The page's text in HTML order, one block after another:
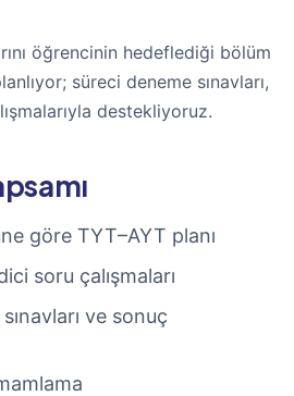
öğrencinin hedeflediği bölüm
süreci deneme sınavları,
destekliyoruz.
göre TYT–AYT planı
soru çalışmaları
ve sonuç